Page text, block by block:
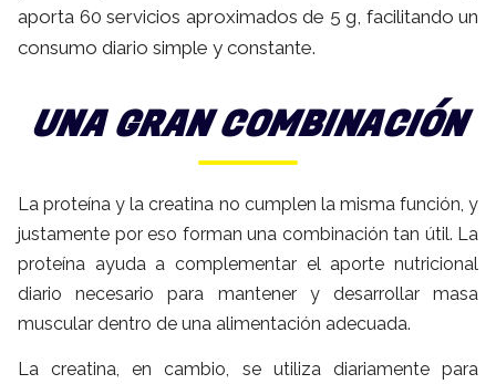
aporta 60 servicios aproximados de 5 g, facilitando un
consumo diario simple y constante.
UNA GRAN COMBINACIÓN
La proteína y la creatina no cumplen la misma función, y
justamente por eso forman una combinación tan útil. La
proteína ayuda a complementar el aporte nutricional
diario necesario para mantener y desarrollar masa
muscular dentro de una alimentación adecuada.
La creatina, en cambio, se utiliza diariamente para